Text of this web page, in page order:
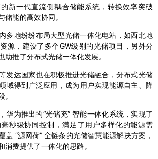
新一代直流侧耦合储能系统，转换效率突破
能的高效协同。
多地纷纷布局大型光储一体化电站，如西北地
源，建设了多个GW级别的光储项目，另外分
助推了分布式光储一体化发展。
发达国家也在积极推进光储融合，分布式光储
域得到广泛应用，成为用户实现能源自主、降
华为推出的“光储充” 智能一体化系统，实现了
秒级协同控制，满足了用户多样化的能源需
盖 “源网荷” 全链条的光储智慧能源解决方案，
消费提供了一体化的思路。